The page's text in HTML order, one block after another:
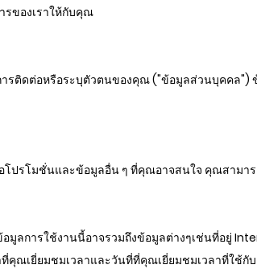
รของเราให้กับคุณ
ติดต่อหรือระบุตัวตนของคุณ ("ข้อมูลส่วนบุคคล")
รโมชั่นและข้อมูลอื่น ๆ ที่คุณอาจสนใจ คุณสามาร
มูลการใช้งานนี้อาจรวมถึงข้อมูลต่างๆเช่นที่อยู่
ที่คุณเยี่ยมชมเวลาและวันที่ที่คุณเยี่ยมชมเวลาที่ใช้